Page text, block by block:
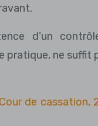
d’un
pratique, ne suffit
de cassation,